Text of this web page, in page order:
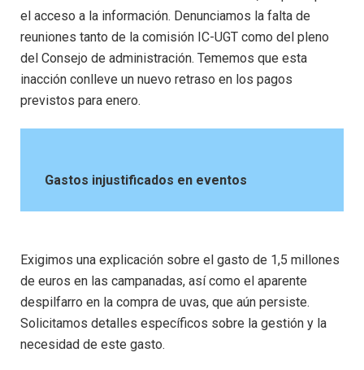
el acceso a la información. Denunciamos la falta de
reuniones tanto de la comisión IC-UGT como del pleno
del Consejo de administración. Tememos que esta
inacción conlleve un nuevo retraso en los pagos
previstos para enero.
Gastos injustificados en eventos
Exigimos una explicación sobre el gasto de 1,5 millones
de euros en las campanadas, así como el aparente
despilfarro en la compra de uvas, que aún persiste.
Solicitamos detalles específicos sobre la gestión y la
necesidad de este gasto.